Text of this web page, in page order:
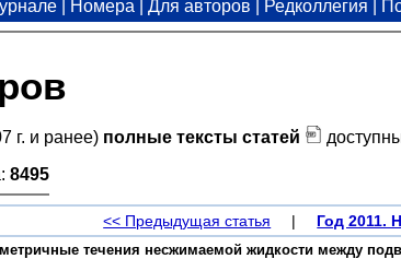
Номера Для авторов Редколлегия
г. и ранее) полные тексты статей
8495
<< Предыдущая статья | Год 2011.
течения несжимаемой жидкости между